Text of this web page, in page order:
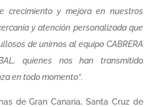
crecimiento y mejora en nuestros
y atención personalizada que
de unirnos al equipo CABRERA
quienes nos han transmitido
en todo momento”.
de Gran Canaria, Santa Cruz de